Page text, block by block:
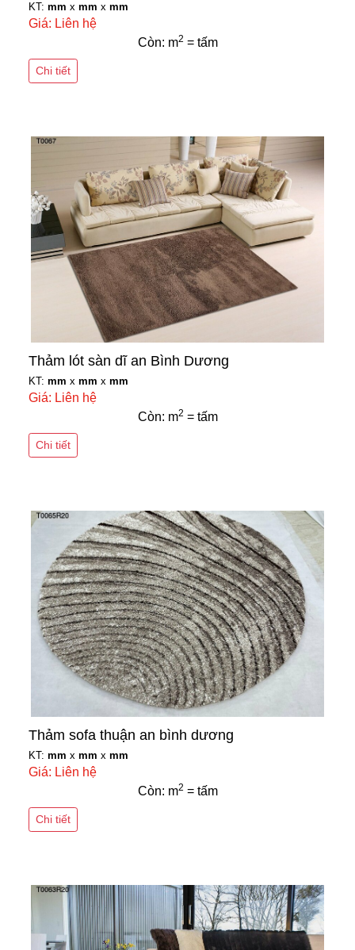
KT: mm x mm x mm
Giá: Liên hệ
Còn: m2 = tấm
Chi tiết
Thảm lót sàn dĩ an Bình Dương
KT: mm x mm x mm
Giá: Liên hệ
Còn: m2 = tấm
Chi tiết
Thảm sofa thuận an bình dương
KT: mm x mm x mm
Giá: Liên hệ
Còn: m2 = tấm
Chi tiết